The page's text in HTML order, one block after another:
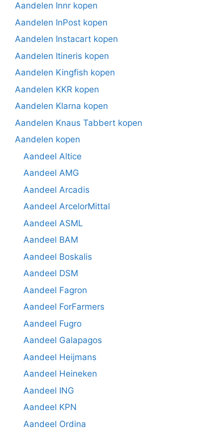
Aandelen Innr kopen
Aandelen InPost kopen
Aandelen Instacart kopen
Aandelen Itineris kopen
Aandelen Kingfish kopen
Aandelen KKR kopen
Aandelen Klarna kopen
Aandelen Knaus Tabbert kopen
Aandelen kopen
Aandeel Altice
Aandeel AMG
Aandeel Arcadis
Aandeel ArcelorMittal
Aandeel ASML
Aandeel BAM
Aandeel Boskalis
Aandeel DSM
Aandeel Fagron
Aandeel ForFarmers
Aandeel Fugro
Aandeel Galapagos
Aandeel Heijmans
Aandeel Heineken
Aandeel ING
Aandeel KPN
Aandeel Ordina